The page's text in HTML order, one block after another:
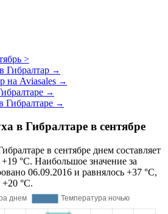
>
Гибралтар →
на Aviasales →
→
Гибралтаре →
в Гибралтаре в сентябре
в сентябре днем составляет
°C. Наибольшое значение за
06.09.2016 и равнялось +37 °C,
°C.